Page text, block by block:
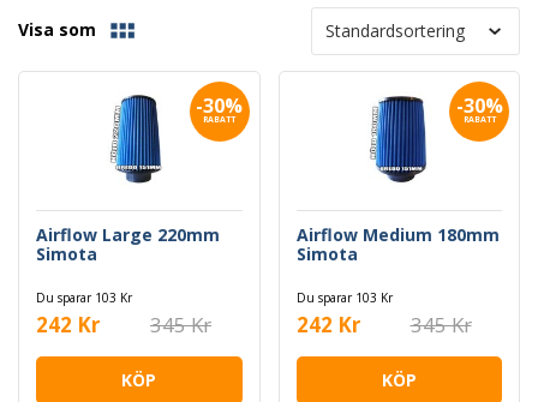
Visa som
-30%
RABATT
Airflow Large 220mm
Simota
Du sparar 103 Kr
242 Kr 345 Kr
KÖP
-30%
RABATT
Airflow Medium 180mm
Simota
Du sparar 103 Kr
242 Kr 345 Kr
KÖP